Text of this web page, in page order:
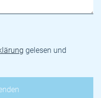
gelesen und